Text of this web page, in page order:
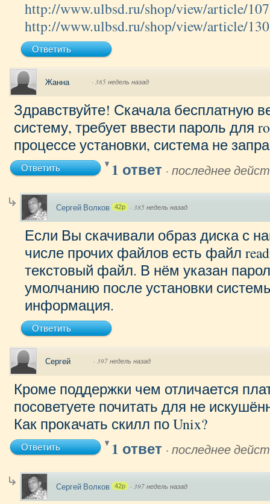
http://www.ulbsd.ru/shop/view/article/107
http://www.ulbsd.ru/shop/view/article/130
Ответить
Жанна · 385 недель назад
Здравствуйте! Скачала бесплатную
систему, требует ввести пароль для
процессе установки, система не
Ответить 1 ответ · последнее
Сергей Волков 42p · 385 недель назад
Если Вы скачивали образ диска с
числе прочих файлов есть файл
текстовый файл. В нём указан
умолчанию после установки
информация.
Ответить
Сергей · 397 недель назад
Кроме поддержки чем отличается
посоветуете почитать для не
Как прокачать скилл по Unix?
Ответить 1 ответ · последнее
Сергей Волков 42p · 397 недель назад